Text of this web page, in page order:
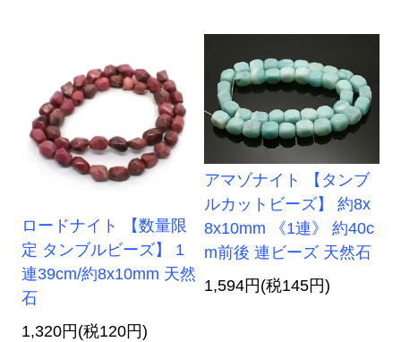
ロードナイト 【数量限
定 タンブルビーズ】 1
連39cm/約8x10mm 天然
石
1,320円(税120円)
アマゾナイト 【タンブ
ルカットビーズ】 約8x
8x10mm 《1連》 約40c
m前後 連ビーズ 天然石
1,594円(税145円)